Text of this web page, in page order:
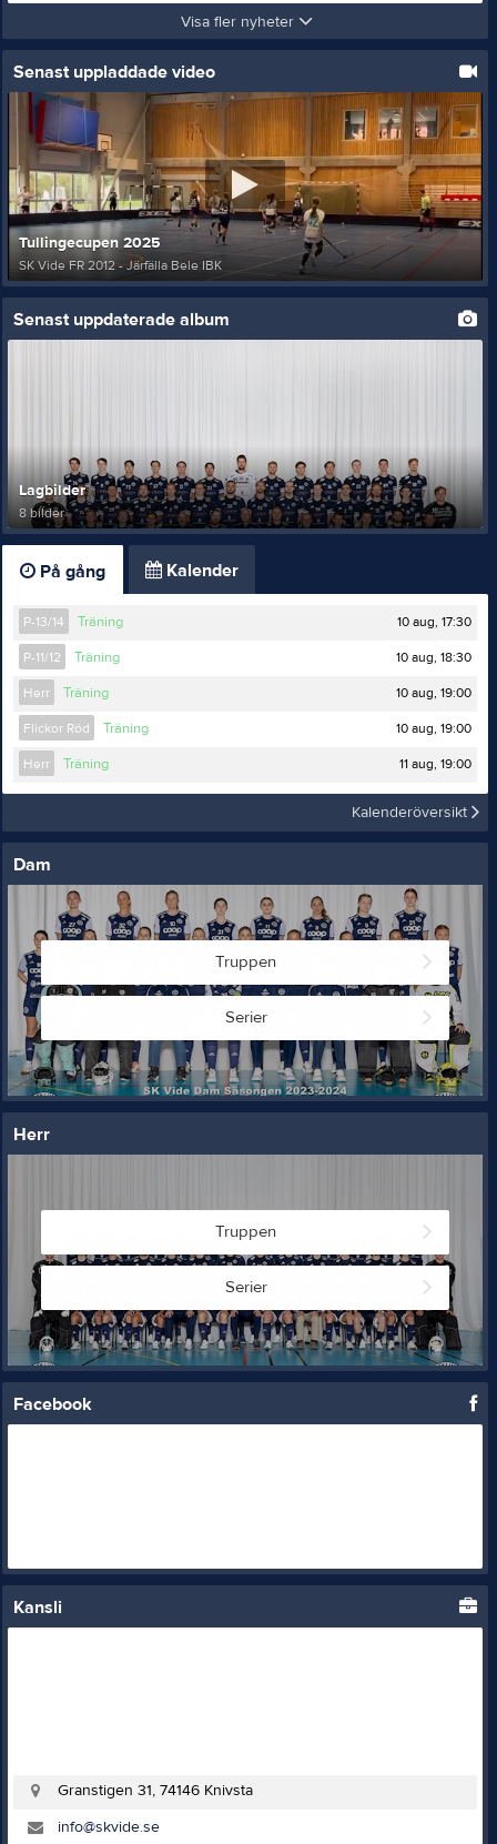
Visa fler nyheter
Senast uppladdade video
Tullingecupen 2025
SK Vide FR 2012 - Järfälla Bele IBK
Senast uppdaterade album
Lagbilder
8 bilder
På gång Kalender
P-13/14 Träning 10 aug, 17:30
P-11/12 Träning 10 aug, 18:30
Herr Träning 10 aug, 19:00
Flickor Röd Träning 10 aug, 19:00
Herr Träning 11 aug, 19:00
Kalenderöversikt
Dam
Truppen
Serier
Herr
Truppen
Serier
Facebook
Kansli
Granstigen 31, 74146 Knivsta
info@skvide.se